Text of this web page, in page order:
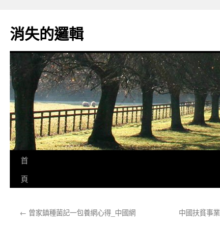
主
要
消失的邏輯
首
頁
← 曾家鎮種菌記一包養網心得_中國網 中國扶貧事